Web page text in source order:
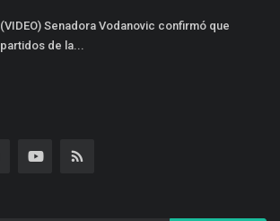
(VIDEO) Senadora Vodanovic confirmó que
partidos de la...